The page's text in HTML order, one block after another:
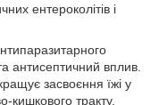
ентероколітів і
антисептичний вплив.
засвоєння їжі у
кишкового тракту.